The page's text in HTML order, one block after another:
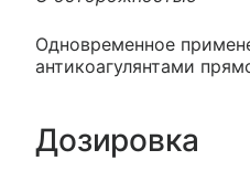
Одновременное
антикоагулянтами
Дозировка